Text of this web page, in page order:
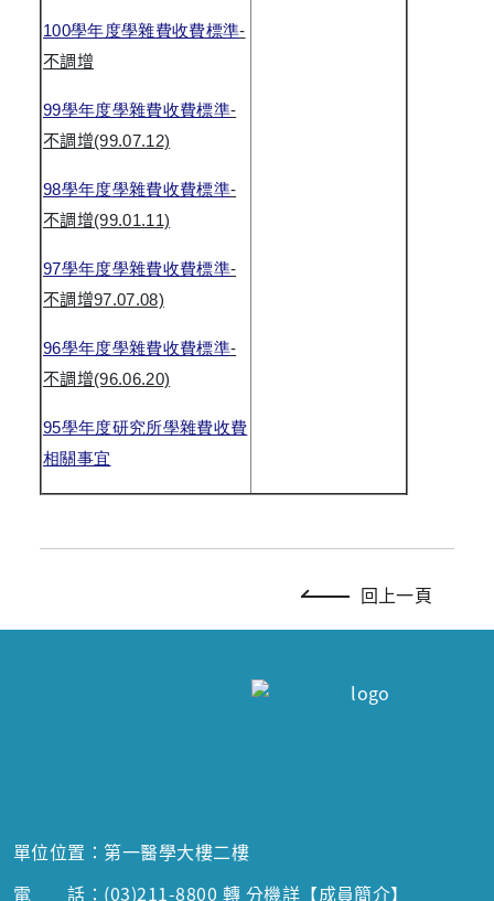
100學年度學雜費收費標準-
不調增
99學年度學雜費收費標準-
不調增(99.07.12)
98學年度學雜費收費標準-
不調增(99.01.11)
97學年度學雜費收費標準-
不調增97.07.08)
96學年度學雜費收費標準-
不調增(96.06.20)
95學年度研究所學雜費收費
相關事宜
回上一頁
單位位置：第一醫學大樓二樓
電 話：(03)211-8800 轉 分機詳 【成員簡介】